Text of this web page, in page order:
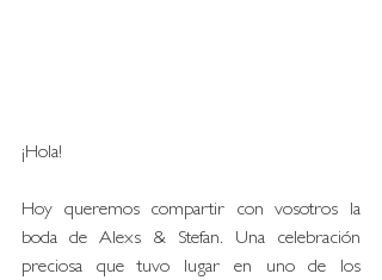
¡Hola!
Hoy queremos compartir con vosotros la
boda de Alexs & Stefan. Una celebración
preciosa que tuvo lugar en uno de los